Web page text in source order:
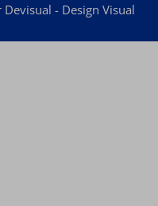
- Design Visual